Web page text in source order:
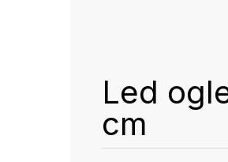
Led
cm